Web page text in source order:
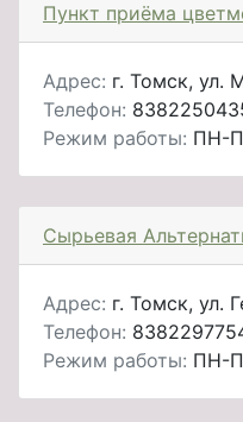
Пункт приёма
Адрес: г. Томск, ул.
Телефон:
Режим работы: ПН-
Сырьевая
Адрес: г. Томск, ул.
Телефон:
Режим работы: ПН-